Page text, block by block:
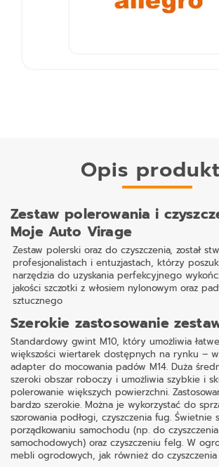
Opis
Zestaw polerowania i
Moje Auto Virage
Zestaw polerski oraz do czyszczenia, został
profesjonalistach i entuzjastach, którzy
narzędzia do uzyskania perfekcyjnego
jakości szczotki z włosiem nylonowym oraz
sztucznego
Szerokie zastosowanie
Standardowy gwint M10, który umożliwia
większości wiertarek dostępnych na rynku –
adapter do mocowania padów M14. Duża
szeroki obszar roboczy i umożliwia szybkie i
polerowanie większych powierzchni.
bardzo szerokie. Można je wykorzystać do
szorowania podłogi, czyszczenia fug. Świetnie
porządkowaniu samochodu (np. do
samochodowych) oraz czyszczeniu felg. W
mebli ogrodowych, jak również do